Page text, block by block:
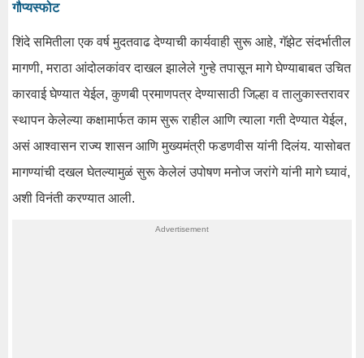
गौप्यस्फोट
शिंदे समितीला एक वर्ष मुदतवाढ देण्याची कार्यवाही सुरू आहे, गॅझेट संदर्भातील
मागणी, मराठा आंदोलकांवर दाखल झालेले गुन्हे तपासून मागे घेण्याबाबत उचित
कारवाई घेण्यात येईल, कुणबी प्रमाणपत्र देण्यासाठी जिल्हा व तालुकास्तरावर
स्थापन केलेल्या कक्षामार्फत काम सुरू राहील आणि त्याला गती देण्यात येईल,
असं आश्वासन राज्य शासन आणि मुख्यमंत्री फडणवीस यांनी दिलंय. यासोबत
मागण्यांची दखल घेतल्यामुळं सुरू केलेलं उपोषण मनोज जरांगे यांनी मागे घ्यावं,
अशी विनंती करण्यात आली.